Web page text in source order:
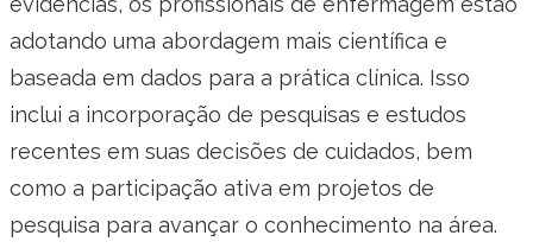
adotando uma abordagem mais científica e
baseada em dados para a prática clínica. Isso
inclui a incorporação de pesquisas e estudos
recentes em suas decisões de cuidados, bem
como a participação ativa em projetos de
pesquisa para avançar o conhecimento na área.